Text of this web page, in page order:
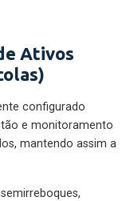
Ativos
configurado
e monitoramento
mantendo assim a